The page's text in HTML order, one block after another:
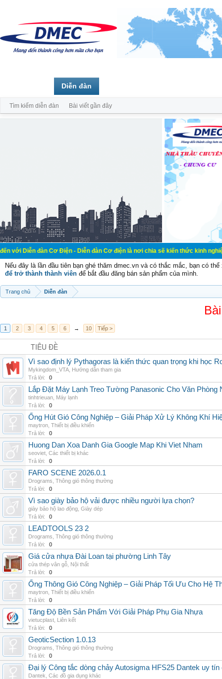
đàn Cơ Điện - Diễn đàn Cơ điện là nơi chia sẽ kiến thức kinh nghiệm trong
Nếu đây là lần đầu tiên bạn ghé thăm dmec.vn và có thắc mắc, bạn có
để trở thành thành viên để bắt đầu đăng bán sản phẩm của mình.
Trang chủ Diễn đàn
1 2 3 4 5 6 → 10 Tiếp >
TIÊU ĐỀ
Vì sao định lý Pythagoras là kiến thức quan trọng khi học
Mykingdom_VTA Hướng dẫn tham gia
Trả lời:
0
Lắp Đặt Máy Lạnh Treo Tường Panasonic Cho Văn Phòng
tinhtrieuan Máy lạnh
Trả lời:
0
Ống Hút Gió Công Nghiệp – Giải Pháp Xử Lý Không Khí
maytron Thiết bị điều khiển
Trả lời:
0
Huong Dan Xoa Danh Gia Google Map Khi Viet Nham
seoviet Các thiết bị khác
Trả lời:
0
FARO SCENE 2026.0.1
Drograms Thông gió thông thường
Trả lời:
0
Vì sao giày bảo hộ vải được nhiều người lựa chọn?
giày bảo hộ lao động Giày dép
Trả lời:
0
LEADTOOLS 23 2
Drograms Thông gió thông thường
Trả lời:
0
Giá cửa nhựa Đài Loan tại phường Linh Tây
cửa thép vân gỗ Nội thất
Trả lời:
0
Ống Thông Gió Công Nghiệp – Giải Pháp Tối Ưu Cho Hệ
maytron Thiết bị điều khiển
Trả lời:
0
Tăng Độ Bền Sản Phẩm Với Giải Pháp Phụ Gia Nhựa
vietucplast Liên kết
Trả lời:
0
GeoticSection 1.0.13
Drograms Thông gió thông thường
Trả lời:
0
Đại lý Công tắc dòng chảy Autosigma HFS25 Dantek uy tín
Dantek Các đồ gia dụng khác
Diễn đàn
Tìm kiếm diễn đàn Bài viết gần đây